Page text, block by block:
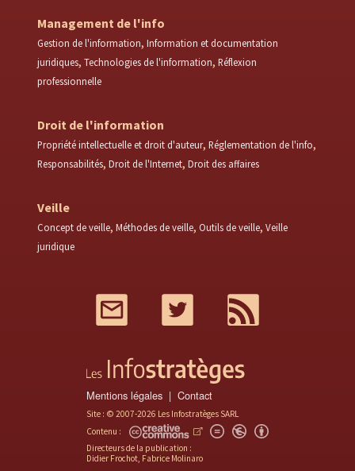
Management de l'info
Gestion de l'information Information et documentation
juridiques Technologies de l'information Réflexion
professionnelle
Droit de l'information
Propriété intellectuelle et droit d'auteur Réglementation de l'info
Responsabilités Droit de l'Internet Droit des affaires
Veille
Concept de veille Méthodes de veille Outils de veille Veille
juridique
Twitter
Mentions légales Contact
Site : © 2007-2026 Les Infostratèges SARL
Contenu :
Directeurs de la publication :
Didier Frochot, Fabrice Molinaro